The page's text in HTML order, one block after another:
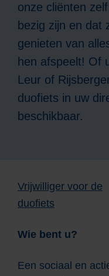
onze cliënten
bezig zijn en dat
genieten van
hen afspeelt! Of
Leur of
duofiets in uw
beschikbaar.
Vrijwilliger voor de
duofiets
Wie bent u?
Een sociaal en